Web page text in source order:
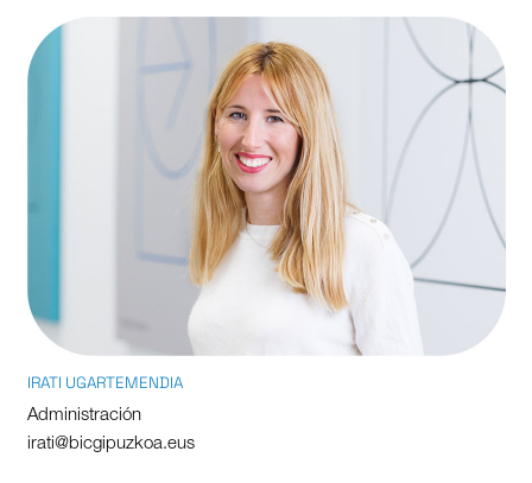
IRATI UGARTEMENDIA
Administración
irati@bicgipuzkoa.eus